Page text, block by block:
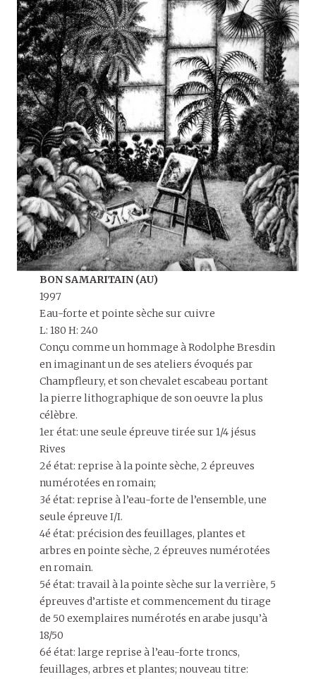
BON SAMARITAIN (AU)
1997
Eau-forte et pointe sèche sur cuivre
L: 180 H: 240
Conçu comme un hommage à Rodolphe Bresdin
en imaginant un de ses ateliers évoqués par
Champfleury, et son chevalet escabeau portant
la pierre lithographique de son oeuvre la plus
célèbre.
1er état: une seule épreuve tirée sur 1/4 jésus
Rives
2é état: reprise à la pointe sèche, 2 épreuves
numérotées en romain;
3é état: reprise à l’eau-forte de l’ensemble, une
seule épreuve I/I.
4é état: précision des feuillages, plantes et
arbres en pointe sèche, 2 épreuves numérotées
en romain.
5é état: travail à la pointe sèche sur la verrière, 5
épreuves d’artiste et commencement du tirage
de 50 exemplaires numérotés en arabe jusqu’à
18/50
6é état: large reprise à l’eau-forte troncs,
feuillages, arbres et plantes; nouveau titre: